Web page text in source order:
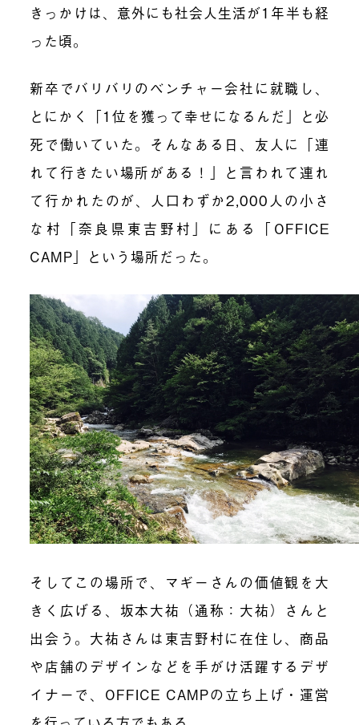
きっかけは、意外にも社会人生活が1年半も経
った頃。
新卒でバリバリのベンチャー会社に就職し、
とにかく「1位を獲って幸せになるんだ」と必
死で働いていた。そんなある日、友人に「連
れて行きたい場所がある！」と言われて連れ
て行かれたのが、人口わずか2,000人の小さ
な村「奈良県東吉野村」にある「OFFICE
CAMP」という場所だった。
そしてこの場所で、マギーさんの価値観を大
きく広げる、坂本大祐（通称：大祐）さんと
出会う。大祐さんは東吉野村に在住し、商品
や店舗のデザインなどを手がけ活躍するデザ
イナーで、OFFICE CAMPの立ち上げ・運営